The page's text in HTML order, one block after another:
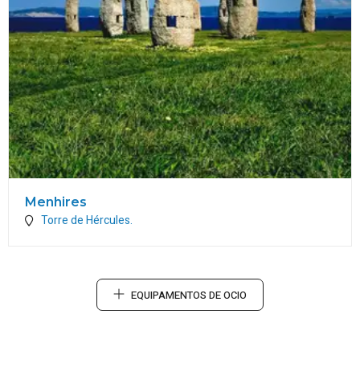
Menhires
Torre de Hércules.
EQUIPAMENTOS DE OCIO